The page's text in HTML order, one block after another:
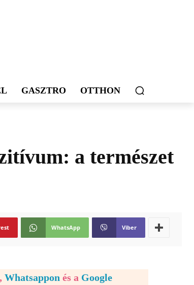
GASZTRO OTTHON
a természet
WhatsApp Viber
, Whatsappon és a Google